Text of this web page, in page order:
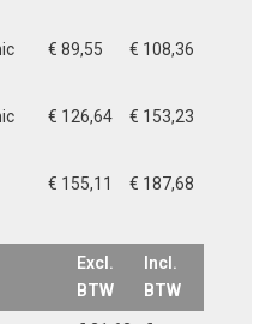
€ 89,55 € 108,36
€ 126,64 € 153,23
€ 155,11 € 187,68
Excl.
BTW
Incl.
BTW